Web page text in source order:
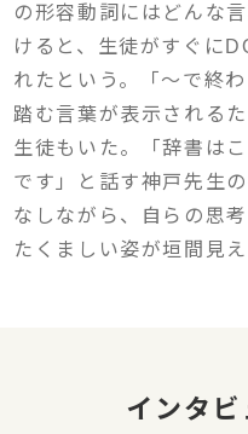
の形容動詞にはどんな
けると、生徒がすぐに
れたという。「～で終
踏む言葉が表示される
生徒もいた。「辞書は
です」と話す神戸先生
なしながら、自らの思
たくましい姿が垣間見え
インタ